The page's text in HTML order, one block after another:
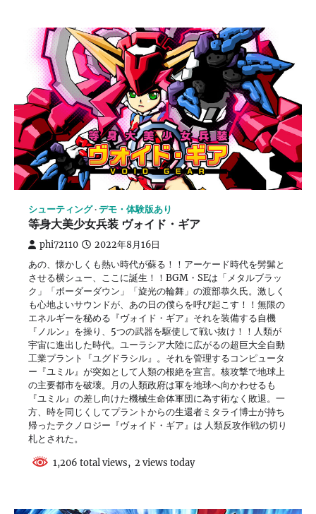
シューティング デモ・体験版あり
等身大美少女兵装 ヴォイド・ギア
phi72110 2022年8月16日
あの、懐かしくも熱い時代が蘇る！！アーケード時代を髣髴と
させる横シュー、ここに誕生！！BGM・SEは「メタルブラッ
ク」「ボーダーダウン」「旋光の輪舞」の渡部恭久氏。激しく
も心地よいサウンドが、あの日の僕らを呼び起こす！！無限の
エネルギーを秘める『ヴォイド・ギア』それを装備する自機
『ノルン』を操り、5つの武器を駆使して戦い抜け！！人類が
宇宙に進出した時代。ユーラシア大陸に広がるの超巨大全自動
工業プラント『ユグドラシル』。それを管理するコンピュータ
ー『ユミル』が突如として人類の根絶を宣言。核攻撃で地球上
の主要都市を破壊。月の人類政府は軍を地球へ向かわせるも
『ユミル』の差し向けた機械生命体軍団に為す術なく敗退。一
方、時を同じくしてプラントからの生還者ミタライ博士が持ち
帰ったテクノロジー『ヴォイド・ギア』は 人類反攻作戦の切り
札とされた。
1,206 total views, 2 views today